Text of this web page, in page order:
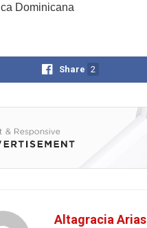
Dominicana
Share 2
Altagracia Arias